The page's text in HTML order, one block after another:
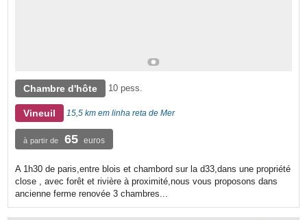
Chambre d'hôte 10 pess.
Vineuil 15,5 km em linha reta de Mer
à partir de 65 euros
A 1h30 de paris,entre blois et chambord sur la d33,dans une propriété
close , avec forêt et rivière à proximité,nous vous proposons dans
ancienne ferme renovée 3 chambres...